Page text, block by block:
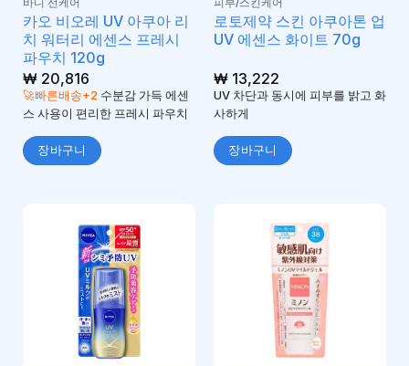
카오 비오레 UV 아쿠아 리
치 워터리 에센스 프레시
파우치 120g
₩20,816
🚀빠른배송+2수분감 가득 에센
스 사용이 편리한 프레시 파우치
장바구니
로토제약 스킨 아쿠아톤 업
UV 에센스 화이트 70g
₩13,222
UV 차단과 동시에 피부를 밝고 화
사하게
장바구니